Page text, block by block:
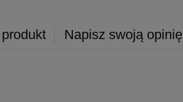
Napisz swoją opinię